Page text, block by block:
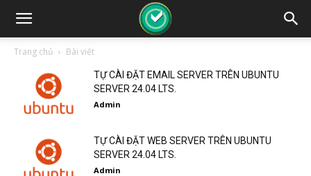
Trang chủ Bài viết
TỰ CÀI ĐẶT EMAIL SERVER TRÊN UBUNTU
SERVER 24.04 LTS.
Admin
TỰ CÀI ĐẶT WEB SERVER TRÊN UBUNTU
SERVER 24.04 LTS.
Admin